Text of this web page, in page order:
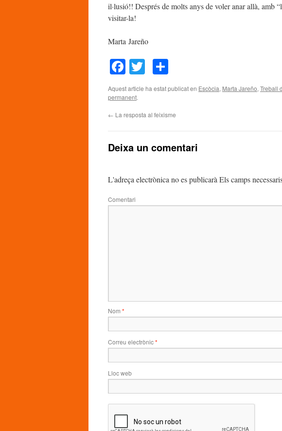
il·lusió!! Després de molts anys de voler anar allà, amb
visitar-la!
Marta Jareño
Facebook
Twitter
Aquest article ha estat publicat en Escòcia, Marta Jareño,Treball
permanent.
← La resposta al feixisme
Deixa un comentari
L'adreça electrònica no es publicaràEls camps
Comentari
Nom *
Correu electrònic*
Lloc web